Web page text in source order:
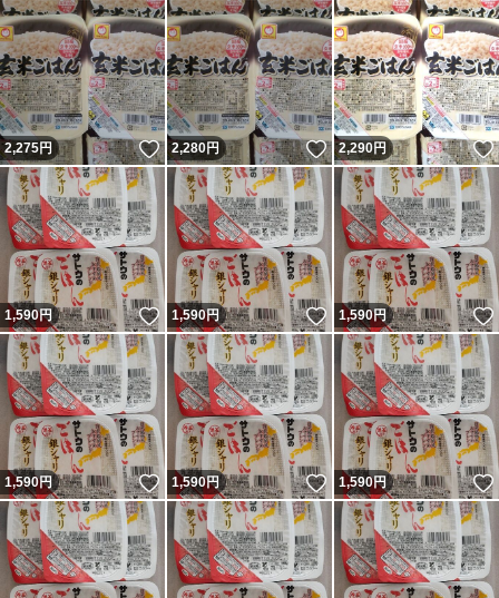
2,275円 いいね！
2,280円 いいね！
2,290円
1,590円 いいね！
1,590円 いいね！
1,590円
1,590円 いいね！
1,590円 いいね！
1,590円